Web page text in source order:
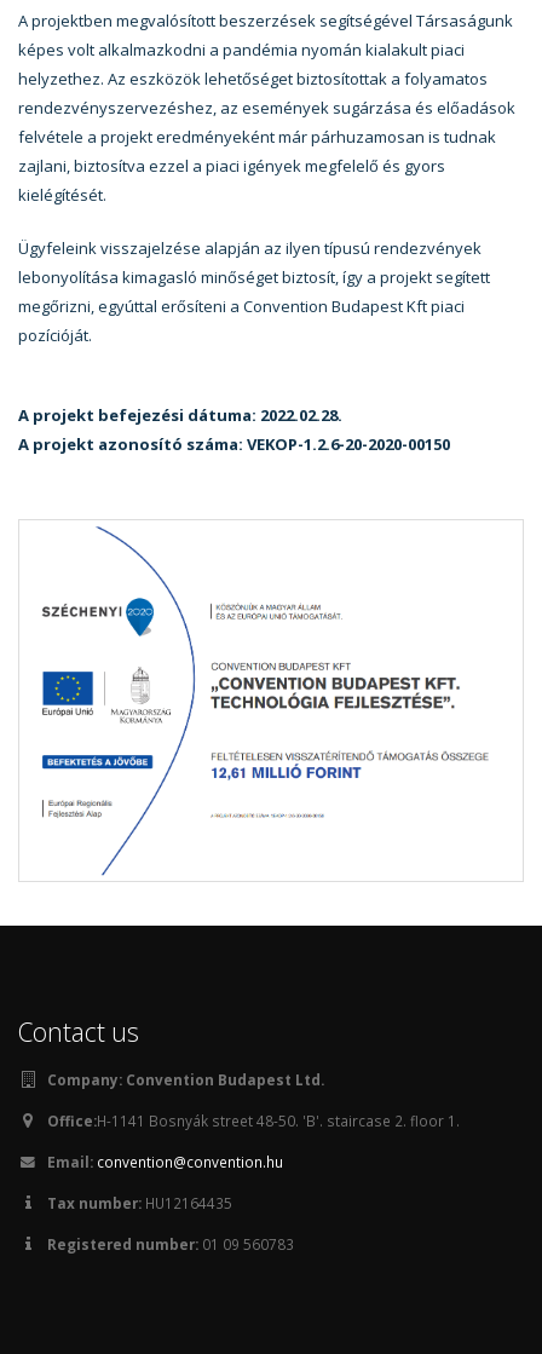
A projektben megvalósított beszerzések segítségével Társaságunk
képes volt alkalmazkodni a pandémia nyomán kialakult piaci
helyzethez. Az eszközök lehetőséget biztosítottak a folyamatos
rendezvényszervezéshez, az események sugárzása és előadások
felvétele a projekt eredményeként már párhuzamosan is tudnak
zajlani, biztosítva ezzel a piaci igények megfelelő és gyors
kielégítését.
Ügyfeleink visszajelzése alapján az ilyen típusú rendezvények
lebonyolítása kimagasló minőséget biztosít, így a projekt segített
megőrizni, egyúttal erősíteni a Convention Budapest Kft piaci
pozícióját.
A projekt befejezési dátuma: 2022.02.28.
A projekt azonosító száma: VEKOP-1.2.6-20-2020-00150
Contact us
Company: Convention Budapest Ltd.
Office:H-1141 Bosnyák street 48-50. 'B'. staircase 2. floor 1.
Email: convention@convention.hu
Tax number: HU12164435
Registered number: 01 09 560783